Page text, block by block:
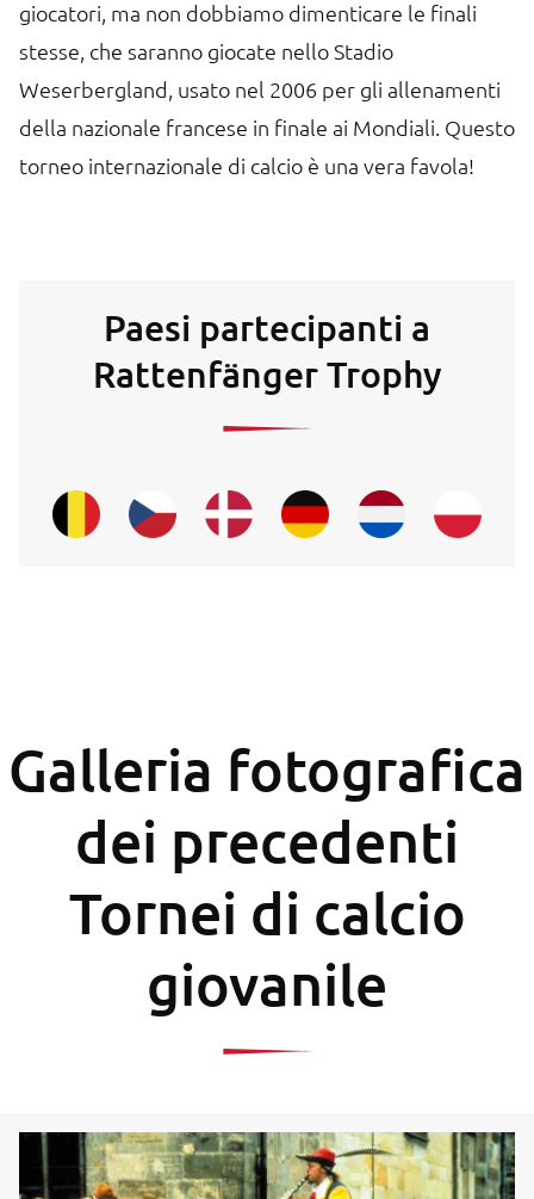
giocatori, ma non dobbiamo dimenticare le finali
stesse, che saranno giocate nello Stadio
Weserbergland, usato nel 2006 per gli allenamenti
della nazionale francese in finale ai Mondiali. Questo
torneo internazionale di calcio è una vera favola!
Paesi partecipanti a
Rattenfänger Trophy
Galleria fotografica
dei precedenti
Tornei di calcio
giovanile